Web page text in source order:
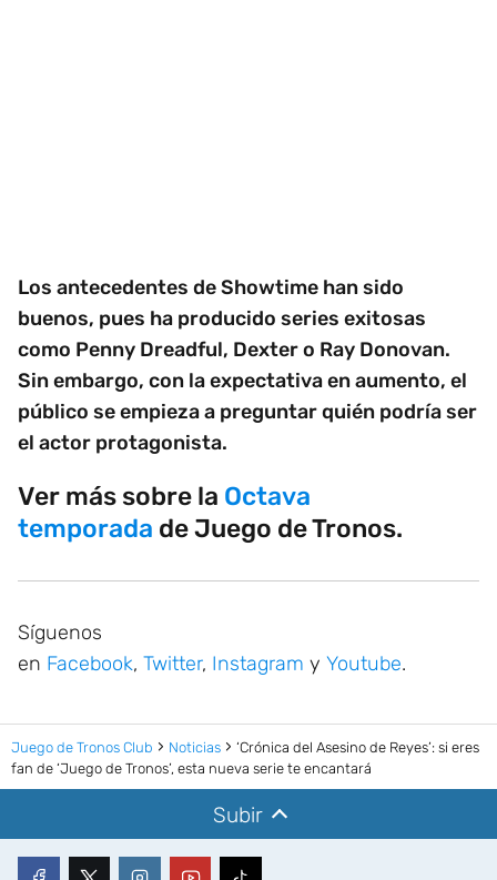
Los antecedentes de Showtime han sido
buenos, pues ha producido series exitosas
como Penny Dreadful, Dexter o Ray Donovan.
Sin embargo, con la expectativa en aumento, el
público se empieza a preguntar quién podría ser
el actor protagonista.
Ver más sobre la Octava
temporada de Juego de Tronos.
Síguenos
en Facebook, Twitter, Instagram y Youtube.
Juego de Tronos Club Noticias
‘Crónica del Asesino de Reyes’: si eres
fan de ‘Juego de Tronos’, esta nueva serie te encantará
Subir